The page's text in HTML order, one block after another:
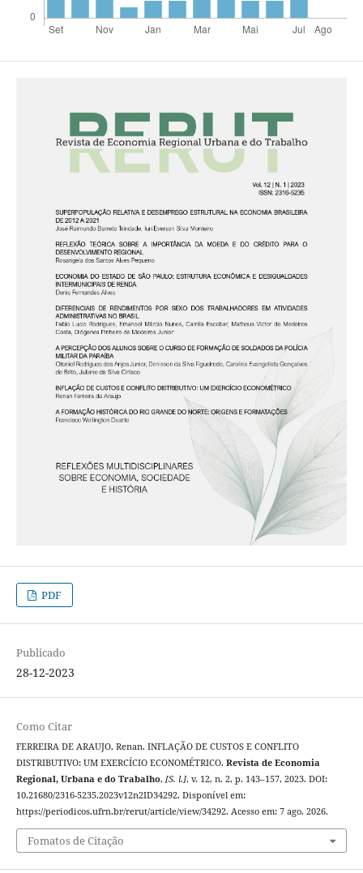
PDF
Publicado
28-12-2023
Como Citar
FERREIRA DE ARAUJO, Renan. INFLAÇÃO DE CUSTOS E CONFLITO
DISTRIBUTIVO: UM EXERCÍCIO ECONOMÉTRICO. Revista de Economia
Regional, Urbana e do Trabalho, [S. l.], v. 12, n. 2, p. 143–157, 2023. DOI:
10.21680/2316-5235.2023v12n2ID34292. Disponível em:
https://periodicos.ufrn.br/rerut/article/view/34292. Acesso em: 7 ago. 2026.
Fomatos de Citação